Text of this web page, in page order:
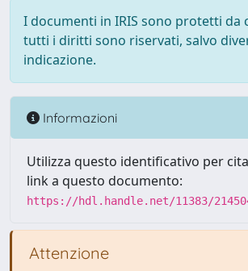
I documenti in IRIS sono protetti da
tutti i diritti sono riservati, salvo
indicazione.
Informazioni
Utilizza questo identificativo per
link a questo documento:
https://hdl.handle.net/11383/
Attenzione